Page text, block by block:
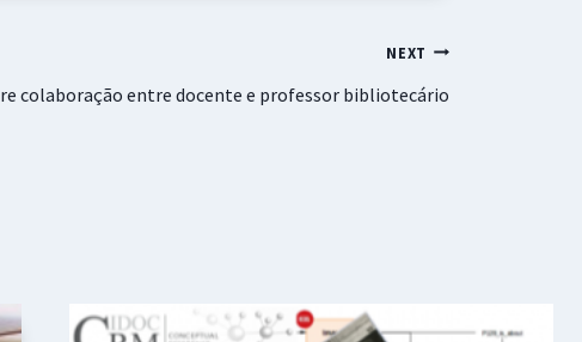
NEXT
colaboração entre docente e professor bibliotecário